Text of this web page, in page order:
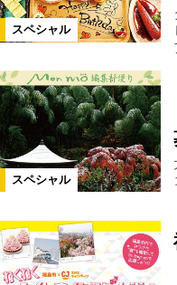
大玉村 矢祭
中島村 鮫川
葛尾村 双葉
楢葉町 広野町
天栄村 玉川村
スペシャル
スペシャル